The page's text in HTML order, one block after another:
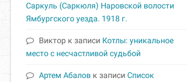
Саркуль (Саркюля) Наровской волости
Ямбургского уезда. 1918 г.
Виктор к записи Котлы: уникальное
место с несчастливой судьбой
Артем Абалов к записи Список